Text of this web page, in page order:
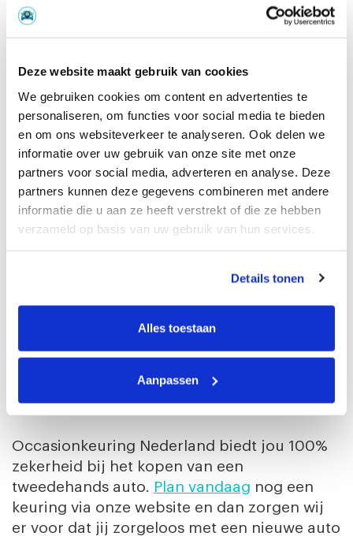
Deze website maakt gebruik van cookies
We gebruiken cookies om content en advertenties te
personaliseren, om functies voor social media te bieden
en om ons websiteverkeer te analyseren. Ook delen we
informatie over uw gebruik van onze site met onze
partners voor social media, adverteren en analyse. Deze
partners kunnen deze gegevens combineren met andere
informatie die u aan ze heeft verstrekt of die ze hebben
verzameld op basis van uw gebruik van hun services.
Details tonen
Alles toestaan
Aanpassen
auto terecht kan. De monteur checkt direct
voor auto je in huis haalt.
Lees meerPartners
De keuring verdient zich altijd terug
De keuring kost €119,- euro, maar dat bedrag
betaalt zich direct terug. Hoezo? Je krijgt na
de keuring van de monteur een handig
nodig zijn. Is dat overzicht leeg, dan kan je
wel reparaties nodig, dan bespaar je jezelf
duizenden euro’s voor de auto én de
reparaties, heb je slechts 119,- euro betaald.
Een geweldige investering!
Occasionkeuring Nederland biedt jou 100%
zekerheid bij het kopen van een
tweedehands auto. Plan vandaag nog een
keuring via onze website en dan zorgen wij
er voor dat jij zorgeloos met een nieuwe auto